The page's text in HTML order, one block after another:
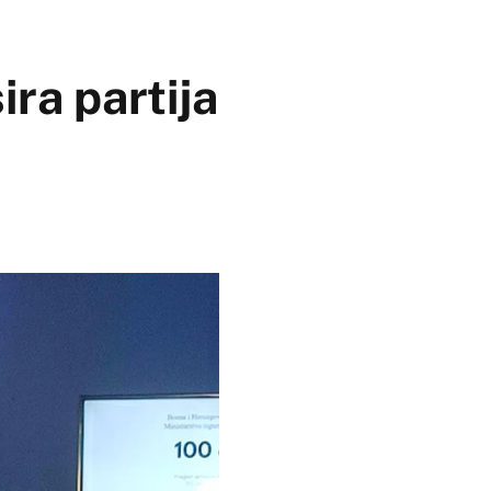
partija